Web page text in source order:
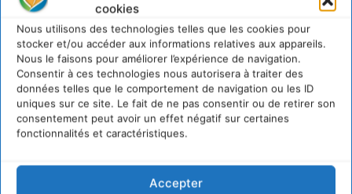
cookies
Nous utilisons des technologies telles que les cookies pour
stocker et/ou accéder aux informations relatives aux appareils.
Nous le faisons pour améliorer l’expérience de navigation.
Consentir à ces technologies nous autorisera à traiter des
données telles que le comportement de navigation ou les ID
uniques sur ce site. Le fait de ne pas consentir ou de retirer son
consentement peut avoir un effet négatif sur certaines
fonctionnalités et caractéristiques.
Accepter